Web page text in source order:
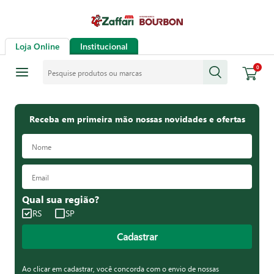
Loja Online Institucional
0
Receba em primeira mão nossas novidades e ofertas
Qual sua região?
RS SP
Cadastrar
Ao clicar em cadastrar, você concorda com o envio de nossas